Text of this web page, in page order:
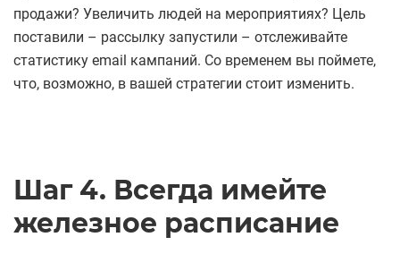
продажи? Увеличить людей на мероприятиях? Цель
поставили – рассылку запустили – отслеживайте
статистику email кампаний. Со временем вы поймете,
что, возможно, в вашей стратегии стоит изменить.
Шаг 4. Всегда имейте
железное расписание